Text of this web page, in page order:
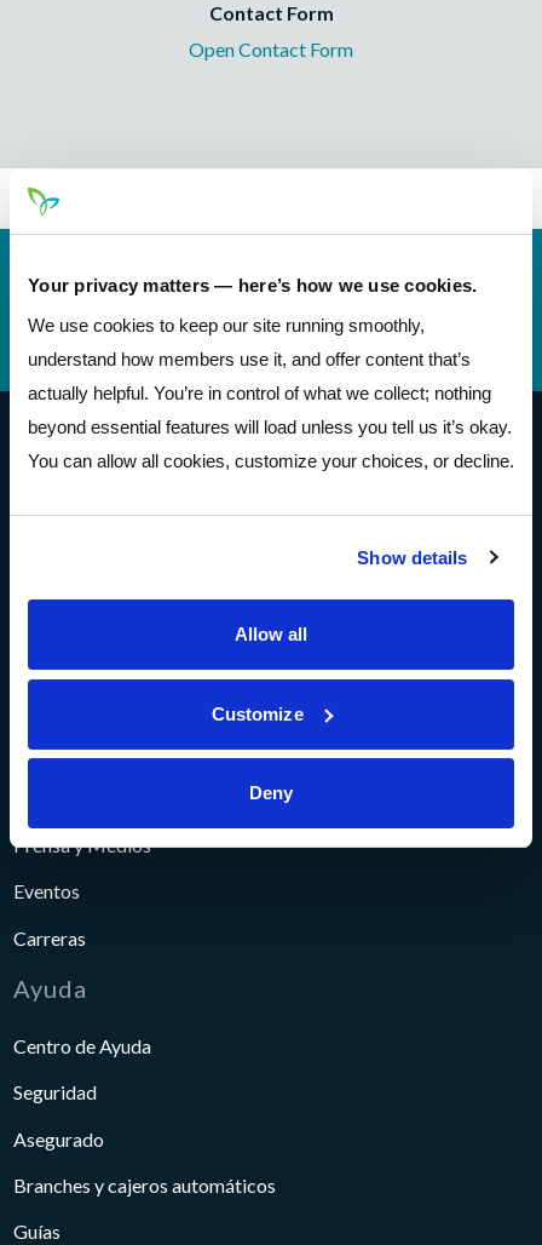
Your privacy matters — here’s how we use cookies.
We use cookies to keep our site running smoothly,
understand how members use it, and offer content that’s
actually helpful. You’re in control of what we collect; nothing
beyond essential features will load unless you tell us it’s okay.
You can allow all cookies, customize your choices, or decline.
Show details
Allow all
Customize
Deny
Contact Form
Open Contact Form
Teléfono Banking (614) 278-6152
Pathways Financial Credit Union
Sobre
Prensa y Medios
Eventos
Carreras
Ayuda
Centro de Ayuda
Seguridad
Asegurado
Branches y cajeros automáticos
Guías